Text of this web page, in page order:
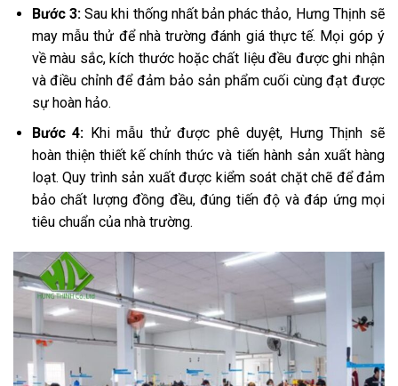
Bước 3:Sau khi thống nhất bản phác thảo, Hưng Thịnh sẽ
may mẫu thử để nhà trường đánh giá thực tế. Mọi góp ý
về màu sắc, kích thước hoặc chất liệu đều được ghi nhận
và điều chỉnh để đảm bảo sản phẩm cuối cùng đạt được
sự hoàn hảo.
Bước 4: Khi mẫu thử được phê duyệt, Hưng Thịnh sẽ
hoàn thiện thiết kế chính thức và tiến hành sản xuất hàng
loạt. Quy trình sản xuất được kiểm soát chặt chẽ để đảm
bảo chất lượng đồng đều, đúng tiến độ và đáp ứng mọi
tiêu chuẩn của nhà trường.